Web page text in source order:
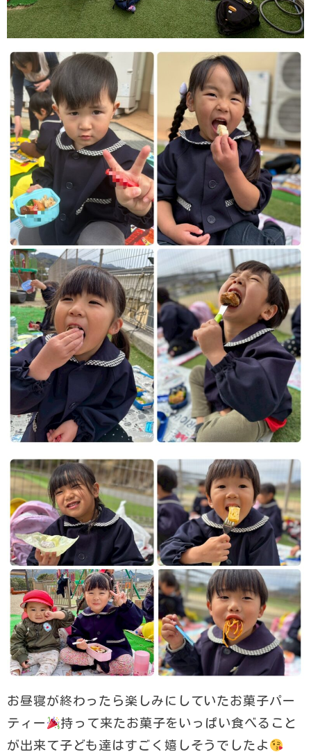
お昼寝が終わったら楽しみにしていたお菓子パー
ティー
持って来たお菓子をいっぱい食べること
が出来て子ども達はすごく嬉しそうでしたよ